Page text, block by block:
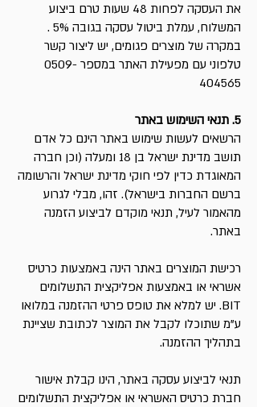
את העסקה לפחות 48 שעות טרם ביצוע
המשלוח, עמלת ביטול עסקה בגובה 5% .
במקרה של מוצרים פגומים, יש ליצור קשר
טלפוני עם מפעילת האתר במספר 0509-
404565
5. תנאי השימוש באתר
הרשאים לעשות שימוש באתר הינם כל אדם
תושב מדינת ישראל בן 18 ומעלה (וכן חברה
המאוגדת כדין לפי חוקי מדינת ישראל והרשומה
ברשם החברות בישראל). זהו, מבלי לגרוע
מהאמור לעיל, תנאי מוקדם לביצוע הזמנה
באתר.
רכישת המוצרים באתר הינה באמצעות כרטיס
אשראי או באמצעות אפליקצית התשלומים
BIT. יש למלא את טופס פרטי ההזמנה במלואו
ע"מ שתוכלו לקבל את המוצר לכתובת שציינת
בתהליך ההזמנה.
תנאי לביצוע עסקה באתר, הינו קבלת אישור
חברת כרטיס האשראי או אפליקצית התשלומים